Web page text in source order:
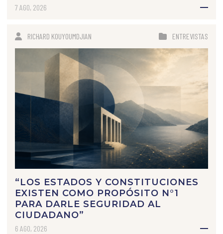
7 AGO, 2026
RICHARD KOUYOUMDJIAN ENTREVISTAS
“LOS ESTADOS Y CONSTITUCIONES
EXISTEN COMO PROPÓSITO N°1
PARA DARLE SEGURIDAD AL
CIUDADANO”
6 AGO, 2026